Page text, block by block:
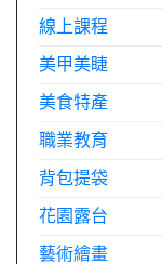
線上課程
美甲美睫
美食特產
職業教育
背包提袋
花園露台
藝術繪畫